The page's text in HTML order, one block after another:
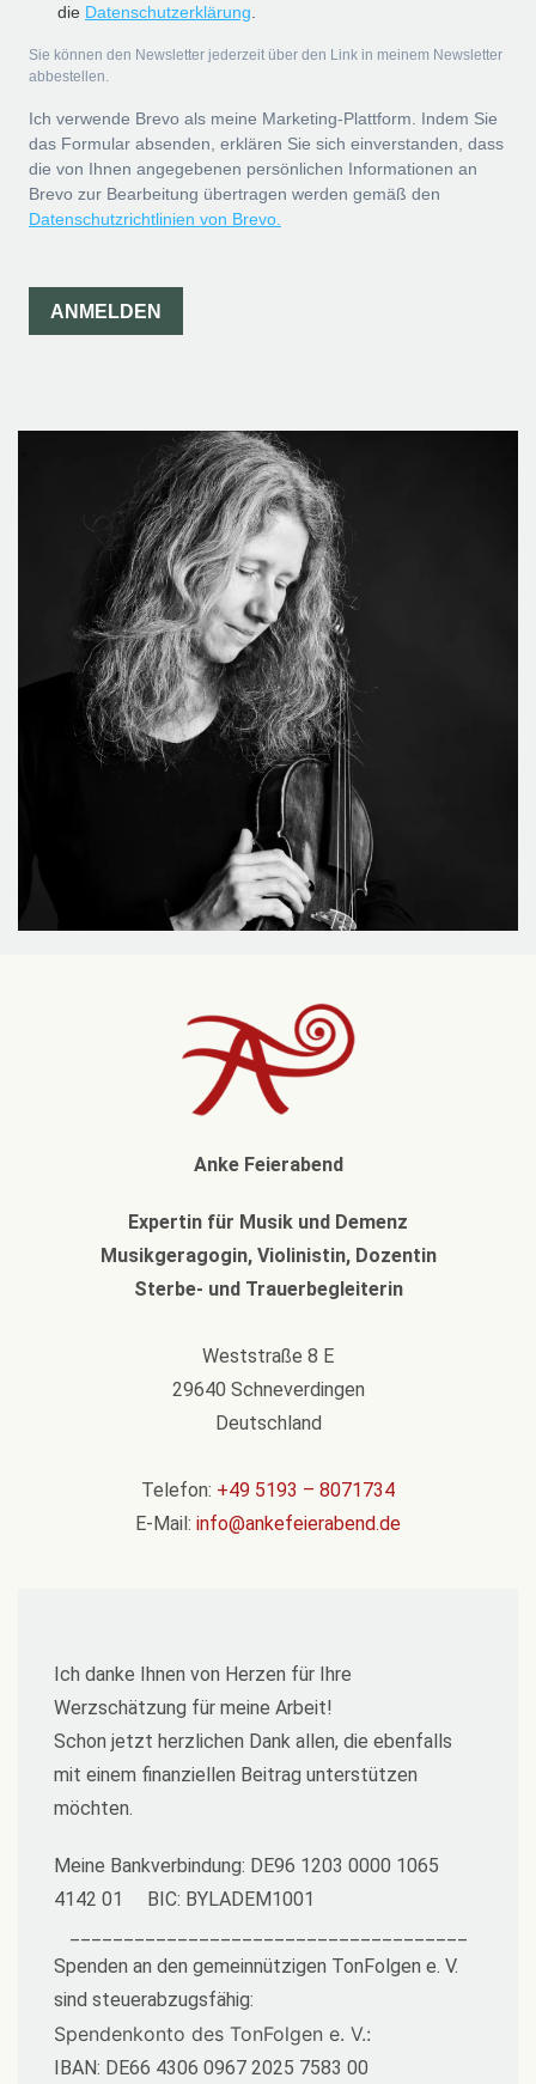
die Datenschutzerklärung
Sie können den Newsletter jederzeit über den Link in meinem Newsletter
abbestellen.
Ich verwende Brevo als meine Marketing-Plattform. Indem Sie
das Formular absenden, erklären Sie sich einverstanden, dass
die von Ihnen angegebenen persönlichen Informationen an
Brevo zur Bearbeitung übertragen werden gemäß den
Datenschutzrichtlinien von Brevo.
ANMELDEN
Anke Feierabend
Expertin für Musik und Demenz
Musikgeragogin, Violinistin, Dozentin
Sterbe- und Trauerbegleiterin
Weststraße 8 E
29640 Schneverdingen
Deutschland
Telefon: +49 5193 – 8071734
E-Mail: info@ankefeierabend.de
Ich danke Ihnen von Herzen für Ihre
Werzschätzung für meine Arbeit!
Schon jetzt herzlichen Dank allen, die ebenfalls
mit einem finanziellen Beitrag unterstützen
möchten.
Meine Bankverbindung: DE96 1203 0000 1065
4142 01 BIC: BYLADEM1001
Spenden an den gemeinnützigen TonFolgen e. V.
sind steuerabzugsfähig:
Spendenkonto des TonFolgen e. V.:
IBAN: DE66 4306 0967 2025 7583 00